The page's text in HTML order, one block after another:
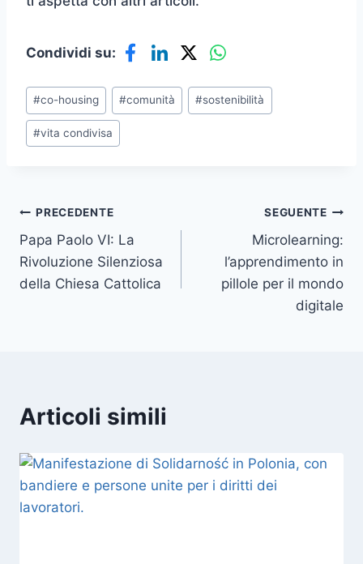
Condividi su:
Tag
articolo:
#co-housing #comunità #sostenibilità
#vita condivisa
Navigazione
articoli
PRECEDENTE
Papa Paolo VI: La
Rivoluzione Silenziosa
della Chiesa Cattolica
SEGUENTE
Microlearning:
l’apprendimento in
pillole per il mondo
digitale
Articoli simili